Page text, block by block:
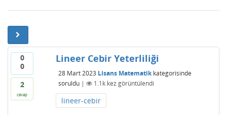
0
0
2
cevap
Lineer Cebir Yeterliliği
28 Mart 2023 Lisans Matematikkategorisinde
soruldu | 1.1kkez görüntülendi
lineer-cebir